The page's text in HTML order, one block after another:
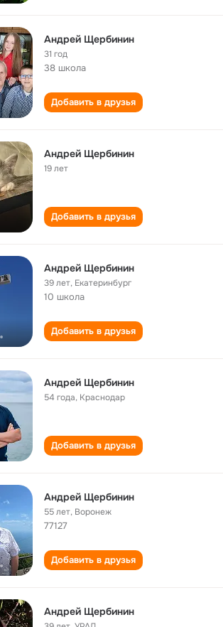
Андрей Щербинин
31 год
38 школа
Добавить в друзья
Андрей Щербинин
19 лет
Добавить в друзья
Андрей Щербинин
39 лет, Екатеринбург
10 школа
Добавить в друзья
Андрей Щербинин
54 года, Краснодар
Добавить в друзья
Андрей Щербинин
55 лет, Воронеж
77127
Добавить в друзья
Андрей Щербинин